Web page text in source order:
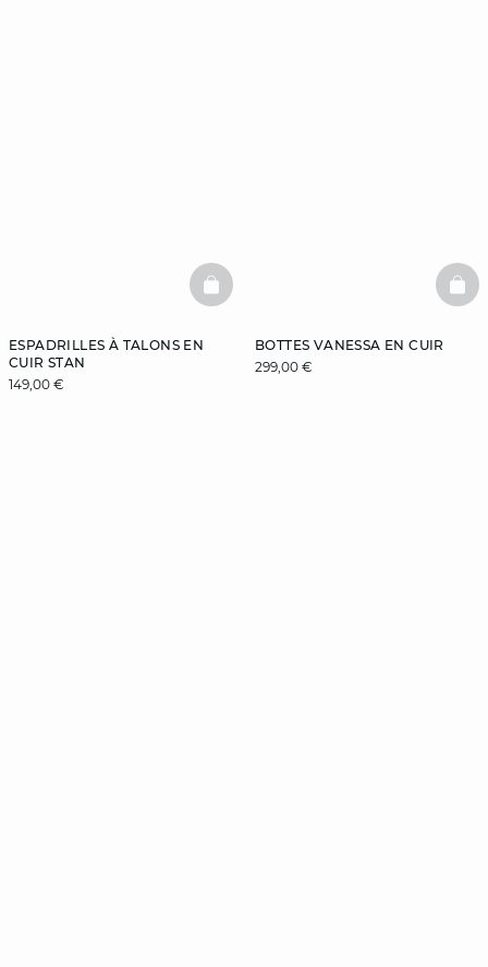
ESPADRILLES À TALONS EN
CUIR STAN
149,00 €
BASKETFULL
BOTTES VANESSA EN CUIR
299,00 €